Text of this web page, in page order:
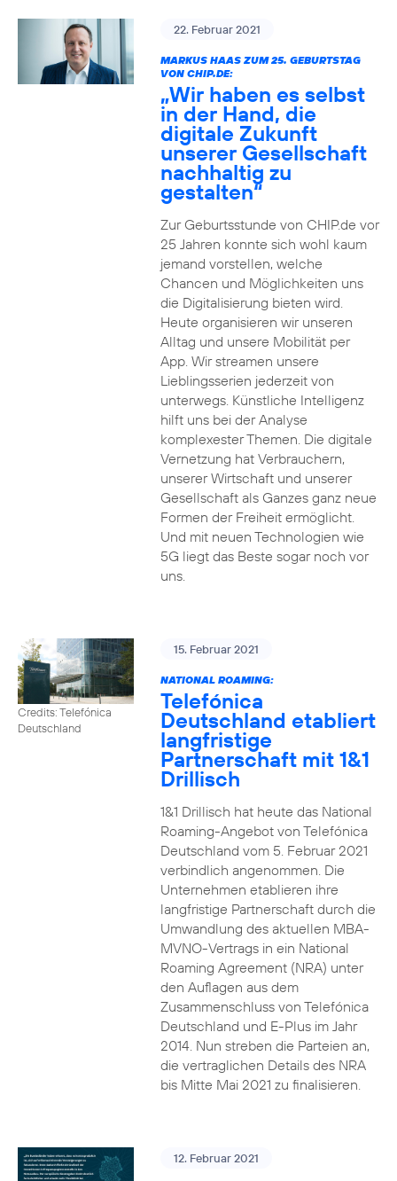
22. Februar 2021
MARKUS HAAS ZUM 25. GEBURTSTAG
VON CHIP.DE:
„Wir haben es selbst
in der Hand, die
digitale Zukunft
unserer Gesellschaft
nachhaltig zu
gestalten“
Zur Geburtsstunde von CHIP.de vor
25 Jahren konnte sich wohl kaum
jemand vorstellen, welche
Chancen und Möglichkeiten uns
die Digitalisierung bieten wird.
Heute organisieren wir unseren
Alltag und unsere Mobilität per
App. Wir streamen unsere
Lieblingsserien jederzeit von
unterwegs. Künstliche Intelligenz
hilft uns bei der Analyse
komplexester Themen. Die digitale
Vernetzung hat Verbrauchern,
unserer Wirtschaft und unserer
Gesellschaft als Ganzes ganz neue
Formen der Freiheit ermöglicht.
Und mit neuen Technologien wie
5G liegt das Beste sogar noch vor
uns.
Credits: Telefónica
Deutschland
15. Februar 2021
NATIONAL ROAMING:
Telefónica
Deutschland etabliert
langfristige
Partnerschaft mit 1&1
Drillisch
1&1 Drillisch hat heute das National
Roaming-Angebot von Telefónica
Deutschland vom 5. Februar 2021
verbindlich angenommen. Die
Unternehmen etablieren ihre
langfristige Partnerschaft durch die
Umwandlung des aktuellen MBA-
MVNO-Vertrags in ein National
Roaming Agreement (NRA) unter
den Auflagen aus dem
Zusammenschluss von Telefónica
Deutschland und E-Plus im Jahr
2014. Nun streben die Parteien an,
die vertraglichen Details des NRA
bis Mitte Mai 2021 zu finalisieren.
12. Februar 2021